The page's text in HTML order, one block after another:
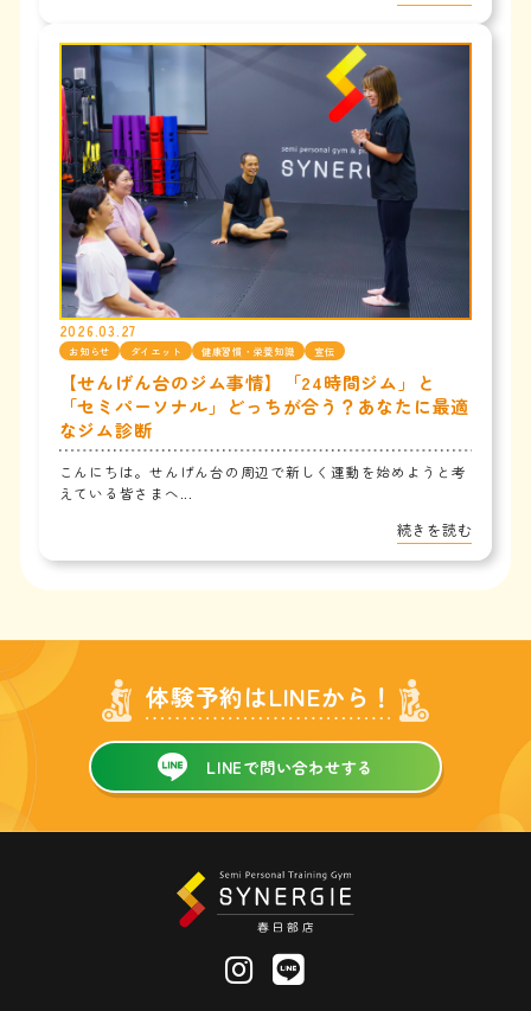
2026.03.27
お知らせ ダイエット 健康習慣・栄養知識 宣伝
【せんげん台のジム事情】「24時間ジム」と
「セミパーソナル」どっちが合う？あなたに最適
なジム診断
こんにちは。せんげん台の周辺で新しく運動を始めようと考
えている皆さまへ...
続きを読む
体験予約はLINEから！
LINEで問い合わせする